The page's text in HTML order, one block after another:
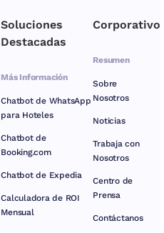
Corporativo
Resumen
Sobre
Nosotros
Noticias
Trabaja con
Nosotros
Centro de
Prensa
Contáctanos
Soluciones
Destacadas
Más Información
Chatbot de WhatsApp
para Hoteles
Chatbot de
Booking.com
Chatbot de Expedia
Calculadora de ROI
Mensual